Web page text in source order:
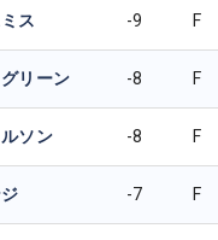
ス -9 F
リーン -8 F
ソン -8 F
-7 F